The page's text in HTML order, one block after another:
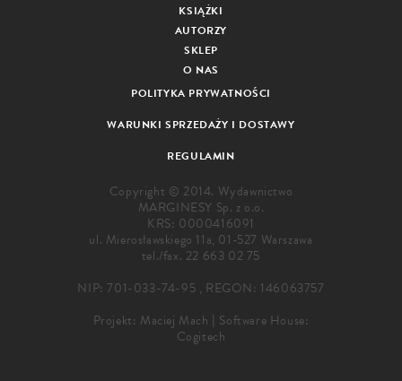
KSIĄŻKI
AUTORZY
SKLEP
O NAS
POLITYKA PRYWATNOŚCI
WARUNKI SPRZEDAŻY I DOSTAWY
REGULAMIN
Copyright © 2014. Wydawnictwo
MARGINESY Sp. z o.o.
KRS: 0000416091
ul. Mierosławskiego 11a, 01-527 Warszawa
tel./fax. 22 663 02 75
NIP: 701-033-74-95 , REGON: 146063757
Projekt: Maciej Mach | Software House:
Cogitech